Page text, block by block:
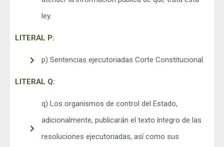
ley.
LITERAL P:
p) Sentencias ejecutoriadas Corte Constitucional.
LITERAL Q:
q) Los organismos de control del Estado,
adicionalmente, publicarán el texto íntegro de las
resoluciones ejecutoriadas, así como sus